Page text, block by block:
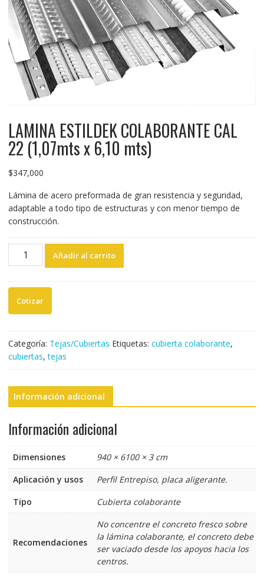
LAMINA ESTILDEK COLABORANTE CAL
22 (1,07mts x 6,10 mts)
$347,000
Lámina de acero preformada de gran resistencia y seguridad,
adaptable a todo tipo de estructuras y con menor tiempo de
construcción.
LAMINA
CAL
(1,07mts
6,10
mts)
Añadir al carrito
Categoría: Tejas/Cubiertas Etiquetas: cubierta colaborante,
cubiertas,tejas
Información adicional
Información adicional
Dimensiones
940 × 6100 × 3 cm
Aplicación y usos
Perfil Entrepiso, placa aligerante.
Tipo
Cubierta colaborante
Recomendaciones
No concentre el concreto fresco sobre
la lámina colaborante, el concreto debe
ser vaciado desde los apoyos hacia los
centros.